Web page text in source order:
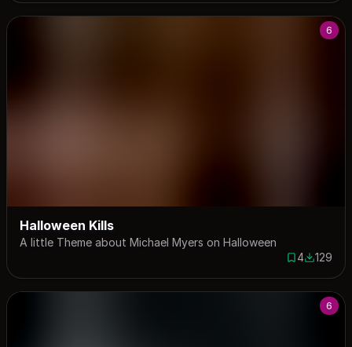
6
Halloween Kills
A little Theme about Michael Myers on Halloween
4 saves
4129129
6